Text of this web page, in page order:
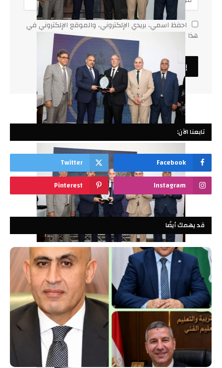
احفظ اسمي، بريدي الإلكتروني، والموقع الإلكتروني في
هذا المتصفح لاستخدامها المرة المقبلة في تعليقي.
تابعنا الآن:
Facebook
Twitter
Instagram
Pinterest
قد يهمك أيضًا